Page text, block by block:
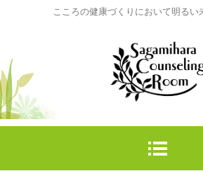
こころの健康づくりにおいて明るい